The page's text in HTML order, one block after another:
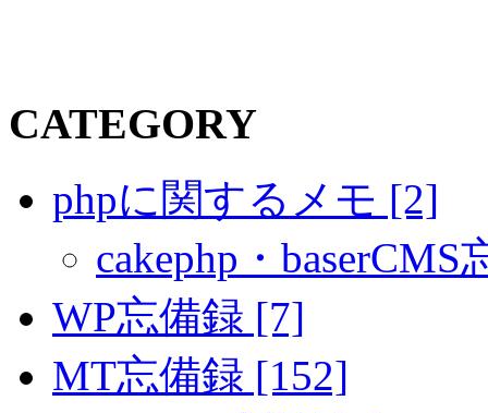
CATEGORY
phpに関するメモ [2]
cakephp・baserCMS
WP忘備録 [7]
MT忘備録 [152]